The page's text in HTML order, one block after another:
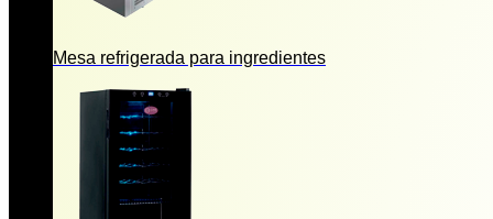
Mesa refrigerada para ingredientes